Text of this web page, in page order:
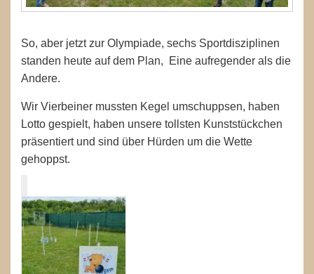
So, aber jetzt zur Olympiade, sechs Sportdisziplinen
standen heute auf dem Plan, Eine aufregender als die
Andere.
Wir Vierbeiner mussten Kegel umschuppsen, haben
Lotto gespielt, haben unsere tollsten Kunststückchen
präsentiert und sind über Hürden um die Wette
gehoppst.